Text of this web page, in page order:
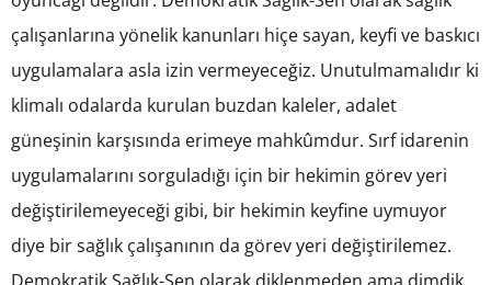
çalışanlarına yönelik kanunları hiçe sayan, keyfi ve baskıcı
uygulamalara asla izin vermeyeceğiz. Unutulmamalıdır ki
klimalı odalarda kurulan buzdan kaleler, adalet
güneşinin karşısında erimeye mahkûmdur. Sırf idarenin
uygulamalarını sorguladığı için bir hekimin görev yeri
değiştirilemeyeceği gibi, bir hekimin keyfine uymuyor
diye bir sağlık çalışanının da görev yeri değiştirilemez.